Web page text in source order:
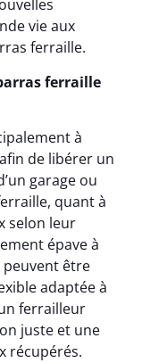
vie aux
ferraille.
ferraille
à
de libérer un
garage ou
quant à
selon leur
épave à
peuvent être
adaptée à
ferrailleur
juste et une
récupérés.